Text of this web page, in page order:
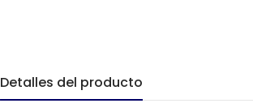
Detalles del producto